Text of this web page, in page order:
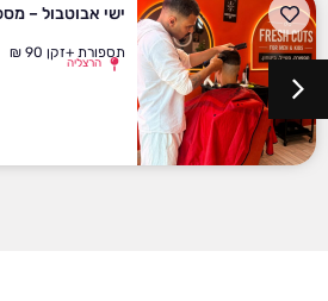
ישי אבוטבול –
תספורת +זקן 90 ₪
הרצליה